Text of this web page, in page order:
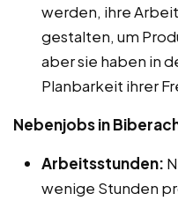
werden, ihre
gestalten, um
aber sie haben in
Planbarkeit ihrer
Nebenjobs in
Arbeitsstunden:
wenige Stunden